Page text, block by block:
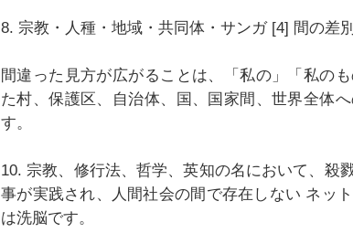
8. 宗教・人種・地域・共同体・サンガ [4] 間の差
間違った見方が広がることは、「私の」「私の
た村、保護区、自治体、国、国家間、世界全体
す。
10. 宗教、修行法、哲学、英知の名において、殺
事が実践され、人間社会の間で存在しない ネッ
は洗脳です。